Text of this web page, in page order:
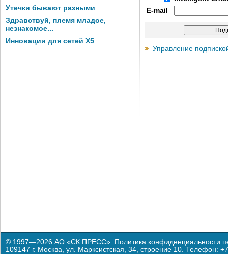
Утечки бывают разными
Здравствуй, племя младое,
незнакомое...
Инновации для сетей X5
E-mail
Управление
© 1997—2026 АО «СК ПРЕСС». Политика конфиденциальности
109147 г. Москва, ул. Марксистская, 34, строение 10. Телефон: